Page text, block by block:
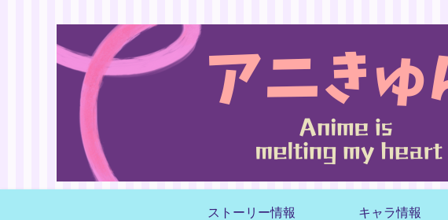
ストーリー情報 キャラ情報